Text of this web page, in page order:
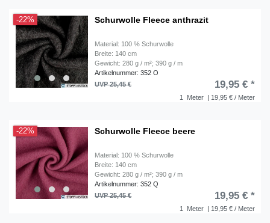
-22% Schurwolle Fleece anthrazit
Material: 100 % Schurwolle
Breite: 140 cm
Gewicht: 280 g / m²; 390 g / m
Artikelnummer: 352 O
1 Meter | 19,95 € / Meter
UVP 25,45 € 19,95 € *
-22% Schurwolle Fleece beere
Material: 100 % Schurwolle
Breite: 140 cm
Gewicht: 280 g / m²; 390 g / m
Artikelnummer: 352 Q
1 Meter | 19,95 € / Meter
UVP 25,45 € 19,95 € *